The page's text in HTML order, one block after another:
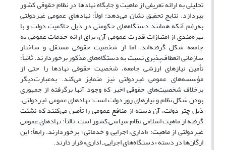
تحلیلی به ارائه تعریفی از ماهیت و جایگاه نهادها در نظام حقوقی کشور
بپردازد. نتایج تحقیق نشان می‌دهد: اولاً؛ نهادهای عمومی غیردولتی
به‌رغم آنکه همانند دستگاه‌های حکومتی در ذیل حاکمیت دولت و با
بهره‌مندی از امتیازات قدرت عمومی آن، برای ارائه خدمات عمومی به
جامعه شکل گرفته‌اند، اما از شخصیت حقوقی مستقل و ساختار
سازمانی انعطاف‌پذیری نسبت به دستگاه‌های مذکور برخوردارند. ثانیاً؛
تأمین نیازهای ارزشی جامعه، شخصیت حقوقی نهادها را حتی از
مؤسسه‌های عمومی غیردولتی نیز متمایز می‌‌کند. به‌عبارت‌دیگر
برخلاف شخصیت‌های حقوقی اخیر که وجود آنها برگرفته از جمهوری
بودن شکل نظام و نیازهای روز دولت است؛ نهادهای عمومی غیردولتی،
ذیل چتر دولت، آن دسته از منافع عمومی را تأمین می‌کنند که نشئت
گرفته از ماهیت اسلامی نظام سیاسی کشور است. ثالثاً؛ نهادهای عمومی
غیردولتی از ماهیت: «اداری، اجرایی و خدماتی» برخوردارند. رابعاً؛ این
ارگان‌ها در دسته «دستگاه‌های اجرایی ـ اداری» قرار دارند.